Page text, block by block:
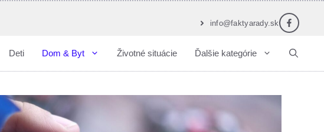
info@faktyarady.sk
Deti Dom & Byt Životné situácie Ďalšie kategórie